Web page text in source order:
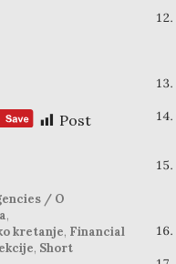
Post
/ O
,
kretanje, Financial
, Short